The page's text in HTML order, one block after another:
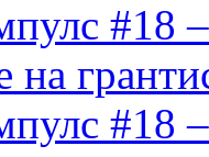
#18
на
#18